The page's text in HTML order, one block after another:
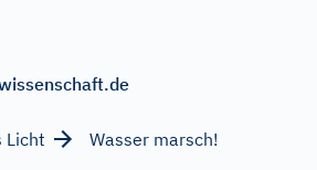
Licht
Wasser marsch!